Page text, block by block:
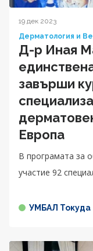
19 дек 2023
Дерматология и
Д-р Иная
завърши
Европа
В програмата за
участие 92
УМБАЛ Токуда